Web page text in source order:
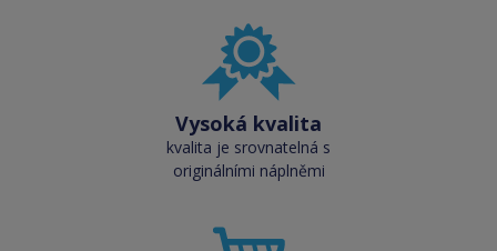
Vysoká kvalita
kvalita je srovnatelná s
originálními náplněmi